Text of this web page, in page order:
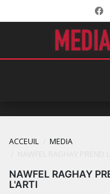
ACCEUIL
MEDIA
NAWFEL RAGHAY
L'ARTI